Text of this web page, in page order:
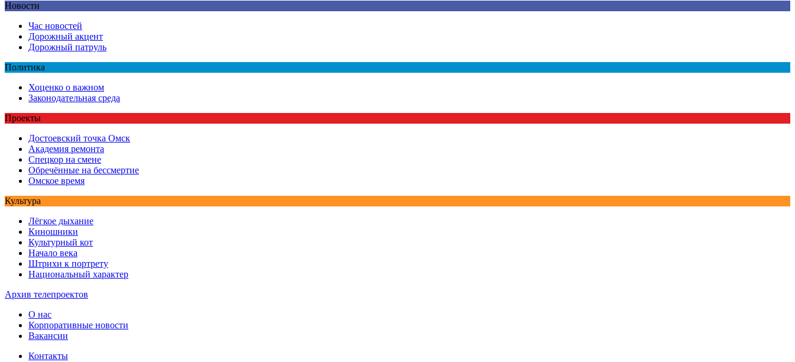
Новости
Час новостей
Дорожный акцент
Дорожный патруль
Политика
Хоценко о важном
Законодательная среда
Проекты
Достоевский точка Омск
Академия ремонта
Спецкор на смене
Обречённые на бессмертие
Омское время
Культура
Лёгкое дыхание
Киношники
Культурный кот
Начало века
Штрихи к портрету
Национальный характер
Архив телепроектов
О нас
Корпоративные новости
Вакансии
Контакты